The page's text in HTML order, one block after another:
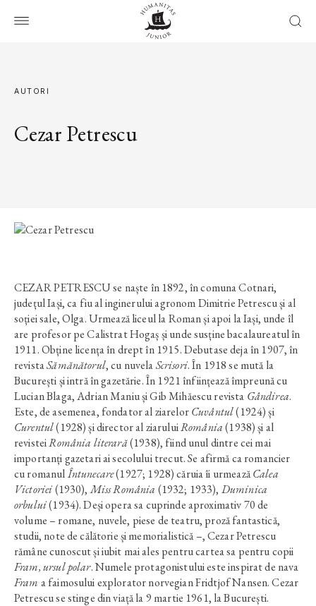
AUTORI
Cezar Petrescu
CEZAR PETRESCU se naște în 1892, în comuna Cotnari,
județul Iași, ca fiu al inginerului agronom Dimitrie Petrescu și al
soției sale, Olga. Urmează liceul la Roman și apoi la Iași, unde îl
are profesor pe Calistrat Hogaș și unde susține bacalaureatul în
1911. Obține licența în drept în 1915. Debutase deja în 1907, în
revistaSămănătorul, cu nuvelaScrisori. În 1918 se mută la
București și intră în gazetărie. În 1921 înființează împreună cu
Lucian Blaga, Adrian Maniu și Gib Mihăescu revista Gândirea.
Este, de asemenea, fondator al ziarelorCuvântul(1924) și
Curentul(1928) și director al ziaruluiRomânia(1938) și al
revisteiRomânia literară(1938), fiind unul dintre cei mai
importanți gazetari ai secolului trecut. Se afirmă ca romancier
cu romanulÎntunecare(1927; 1928) căruia îi urmeazăCalea
Victoriei(1930),Miss România (1932; 1933), Duminica
orbului(1934). Deși opera sa cuprinde aproximativ 70 de
volume – romane, nuvele, piese de teatru, proză fantastică,
studii, note de călătorie și memorialistică –, Cezar Petrescu
rămâne cunoscut și iubit mai ales pentru cartea sa pentru copii
Fram, ursul polar. Numele protagonistului este inspirat de nava
Fram a faimosului explorator norvegian Fridtjof Nansen. Cezar
Petrescu se stinge din viață la 9 martie 1961, la București.